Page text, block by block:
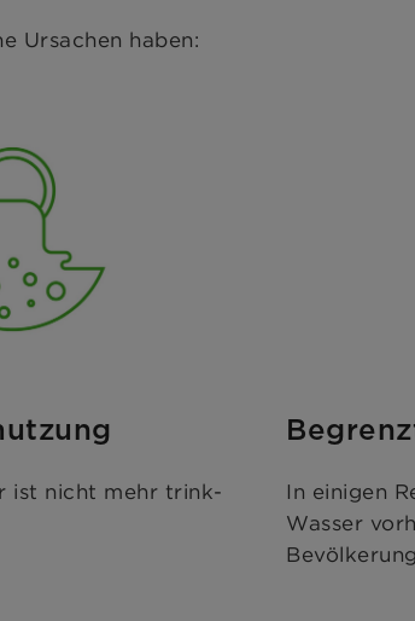
Ursachen haben:
ist nicht mehr trink-
In einigen
Wasser